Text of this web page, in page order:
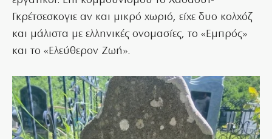
Γκρέτσεσκογιε αν και μικρό χωριό, είχε δυο κολχόζ
και μάλιστα με ελληνικές ονομασίες, το «Εμπρός»
και το «Ελεύθερον Ζωή».